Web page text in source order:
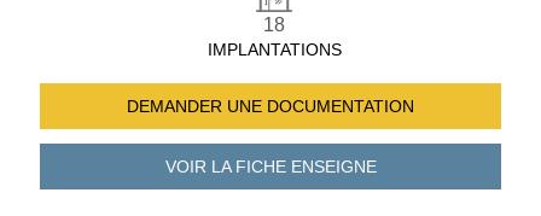
18
IMPLANTATIONS
DEMANDER UNE DOCUMENTATION
VOIR LA FICHEENSEIGNE